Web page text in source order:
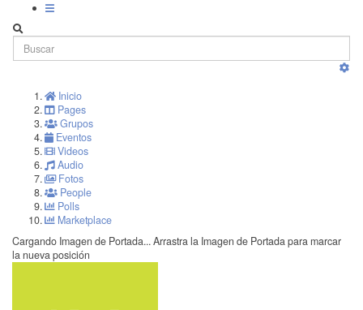
Inicio
Pages
Grupos
Eventos
Videos
Audio
Fotos
People
Polls
Marketplace
Cargando Imagen de Portada... Arrastra la Imagen de Portada para marcar
la nueva posición